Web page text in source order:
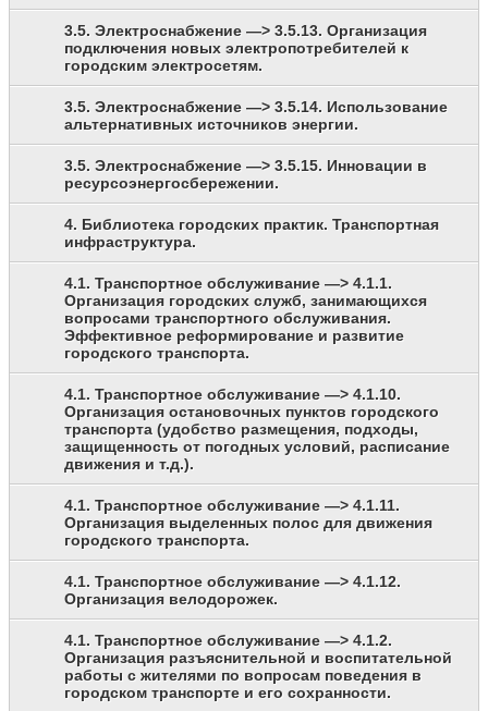
3.5. Электроснабжение —> 3.5.13. Организация
подключения новых электропотребителей к
городским электросетям.
3.5. Электроснабжение —> 3.5.14. Использование
альтернативных источников энергии.
3.5. Электроснабжение —> 3.5.15. Инновации в
ресурсоэнергосбережении.
4. Библиотека городских практик. Транспортная
инфраструктура.
4.1. Транспортное обслуживание —> 4.1.1.
Организация городских служб, занимающихся
вопросами транспортного обслуживания.
Эффективное реформирование и развитие
городского транспорта.
4.1. Транспортное обслуживание —> 4.1.10.
Организация остановочных пунктов городского
транспорта (удобство размещения, подходы,
защищенность от погодных условий, расписание
движения и т.д.).
4.1. Транспортное обслуживание —> 4.1.11.
Организация выделенных полос для движения
городского транспорта.
4.1. Транспортное обслуживание —> 4.1.12.
Организация велодорожек.
4.1. Транспортное обслуживание —> 4.1.2.
Организация разъяснительной и воспитательной
работы с жителями по вопросам поведения в
городском транспорте и его сохранности.